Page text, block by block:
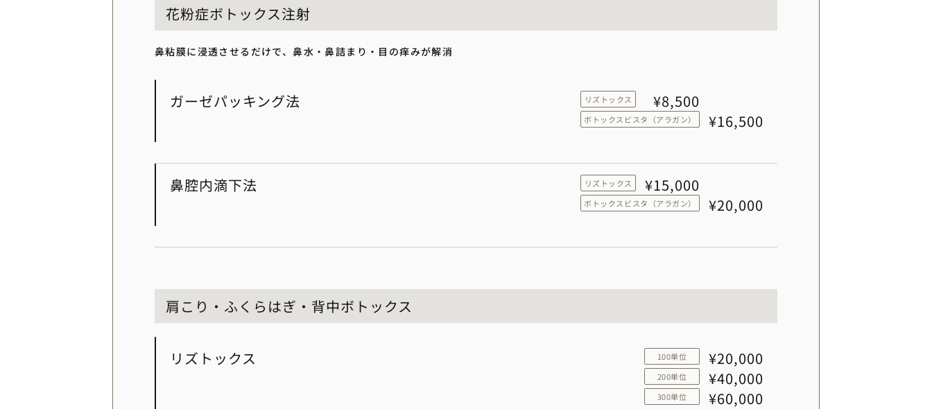
花粉症ボトックス注射
鼻粘膜に浸透させるだけで、鼻水・鼻詰まり・目の痒みが解消
ガーゼパッキング法 リズトックス ¥8,500
ボトックスビスタ（アラガン） ¥16,500
鼻腔内滴下法 リズトックス ¥15,000
ボトックスビスタ（アラガン） ¥20,000
肩こり・ふくらはぎ・背中ボトックス
リズトックス 100単位 ¥20,000
200単位 ¥40,000
300単位 ¥60,000